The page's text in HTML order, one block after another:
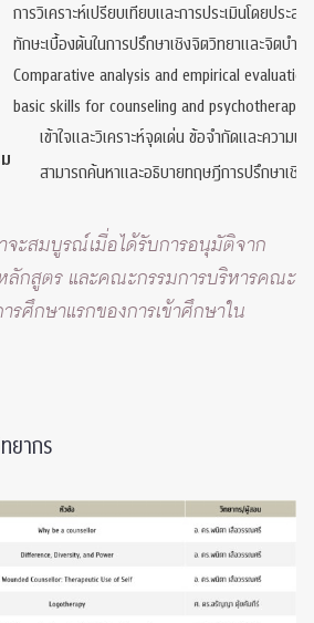
การวิเคราะห์เปรียบเทียบและการประเมินโดยปร
ทักษะเบื้องต้นในการปรึกษาเชิงจิตวิทยาและจิตบำ
Comparative analysis and empirical
basic skills for counseling and
เข้าใจและวิเคราะห์จุดเด่น ข้อจำกัดและควา
สามารถค้นหาและอธิบายทฤษฎีการปรึกษาเชิ
จะสมบูรณ์เมื่อได้รับการอนุมัติจาก
ลักสูตร และคณะกรรมการบริหารคณะ
ศึกษาแรกของการเข้าศึกษาใน
ยากร